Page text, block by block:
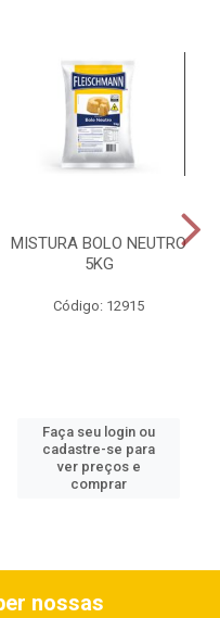
MISTURA BOLO NEUTRO
5KG
Código: 12915
Faça seu login ou
cadastre-se para
ver preços e
comprar
nossas